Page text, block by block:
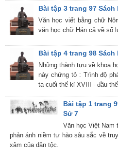
Bài tập 3 trang 97
Văn học viết bằng chữ
văn học chữ Hán cả về số
Bài tập 4 trang 98
Những thành tựu về khoa
này chứng tỏ : Trình độ
ta cuối thế kỉ XVIII - đầu
Bài tập 1 trang
Sử 7
Văn học Việt Nam
phản ánh niềm tự hào sâu sắc về
xâm của dân tộc.